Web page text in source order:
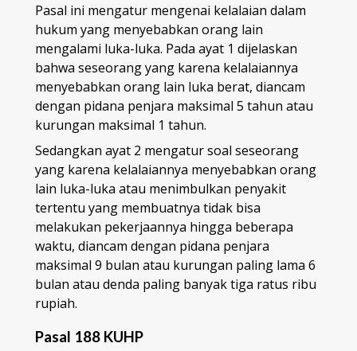
Pasal ini mengatur mengenai kelalaian dalam
hukum yang menyebabkan orang lain
mengalami luka-luka. Pada ayat 1 dijelaskan
bahwa seseorang yang karena kelalaiannya
menyebabkan orang lain luka berat, diancam
dengan pidana penjara maksimal 5 tahun atau
kurungan maksimal 1 tahun.
Sedangkan ayat 2 mengatur soal seseorang
yang karena kelalaiannya menyebabkan orang
lain luka-luka atau menimbulkan penyakit
tertentu yang membuatnya tidak bisa
melakukan pekerjaannya hingga beberapa
waktu, diancam dengan pidana penjara
maksimal 9 bulan atau kurungan paling lama 6
bulan atau denda paling banyak tiga ratus ribu
rupiah.
Pasal 188 KUHP